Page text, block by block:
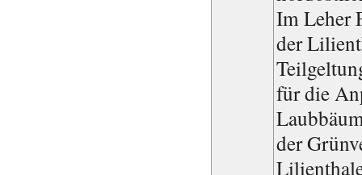
Im Leher
der
für die
der